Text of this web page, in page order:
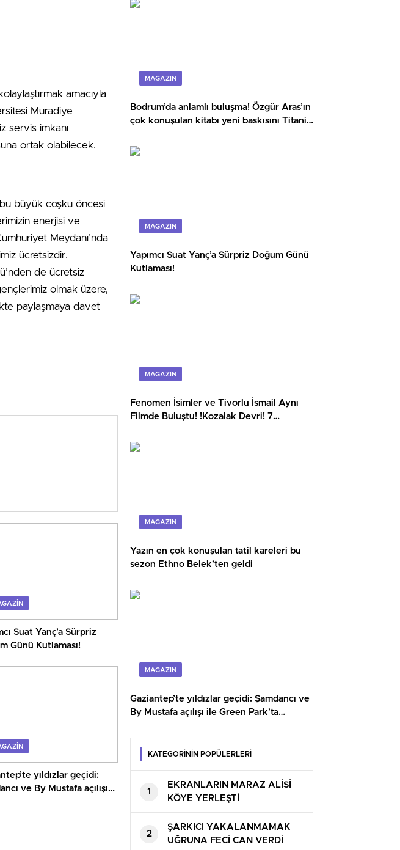
amacıyla
Muradiye
servis imkanı
ortak olabilecek.
büyük coşku öncesi
enerjisi ve
Meydanı’nda
ücretsizdir.
de ücretsiz
olmak üzere,
paylaşmaya davet
Suat Yanç’a Sürpriz
Günü Kutlaması!
yıldızlar geçidi:
ve By Mustafa açılışı
MAGAZIN
Bodrum’da anlamlı buluşma! Özgür Aras’ın
çok konuşulan kitabı yeni baskısını Titanic
MAGAZIN
Yapımcı Suat Yanç’a Sürpriz Doğum Günü
Kutlaması!
MAGAZIN
Fenomen İsimler ve Tivorlu İsmail Aynı
Filmde Buluştu! !Kozalak Devri! 7
MAGAZIN
Yazın en çok konuşulan tatil kareleri bu
sezon Ethno Belek’ten geldi
MAGAZIN
Gaziantep’te yıldızlar geçidi: Şamdancı ve
By Mustafa açılışı ile Green Park’ta
KATEGORİNİN POPÜLERLERİ
1
EKRANLARIN MARAZ ALİSİ
KÖYE YERLEŞTİ
2
ŞARKICI YAKALANMAMAK
UĞRUNA FECİ CAN VERDİ